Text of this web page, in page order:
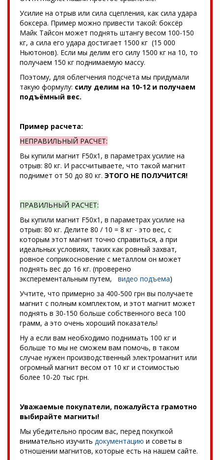
Усилие на отрыв или сила сцепления, как сила удара
боксера. Пример можно привести такой: боксёр
Майк Тайсон может поднять штангу весом 100-150
кг, а сила его удара достигает 1500 кг (15 000
Ньютонов). Если мы делим его силу 1500 кг на 10, то
получаем 150 кг поднимаемую массу.
Поэтому, для облегчения подсчета мы придумали
такую формулу: силу делим на 10-12 и получаем
подъёмный вес.
Пример расчета:
НЕПРАВИЛЬНЫЙ РАСЧЕТ:
Вы купили магнит F50x1, в параметрах усилие на
отрыв: 80 кг. И рассчитываете, что такой магнит
поднимет от 50 до 80 кг. ЭТОГО НЕ ПОЛУЧИТСЯ!
ПРАВИЛЬНЫЙ РАСЧЕТ:
Вы купили магнит F50x1, в параметрах усилие на
отрыв: 80 кг. Делите 80 / 10 = 8 кг - это вес, с
которым этот магнит точно справиться, а при
идеальных условиях, таких как ровный захват,
ровное соприкосновение с металлом он может
поднять вес до 16 кг. (проверено
эксперементальным путем, видео подъема)
Учтите, что примерно за 400-500 грн вы получаете
магнит с полным комплектом, и этот магнит может
поднять в 30-150 больше собственного веса 100
грамм, а это очень хороший показатель!
Ну а если вам необходимо поднимать 100 кг и
больше то мы не сможем вам помочь, в таком
случае нужен производственный электромагнит или
огромный магнит весом от 10 кг и стоимостью
более 10-20 тыс грн.
Уважаемые покупатели, пожалуйста грамотно
выбирайте магниты!
Мы убедительно просим вас, перед покупкой
внимательно изучить документацию и советы в
отношении магнитов, которые есть на нашем сайте.